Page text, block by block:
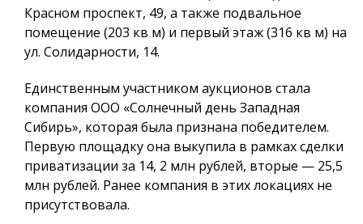
Красном проспект, 49, а также подвальное
помещение (203 кв м) и первый этаж (316 кв м) на
ул. Солидарности, 14.
Единственным участником аукционов стала
компания ООО «Солнечный день Западная
Сибирь», которая была признана победителем.
Первую площадку она выкупила в рамках сделки
приватизации за 14, 2 млн рублей, вторые — 25,5
млн рублей. Ранее компания в этих локациях не
присутствовала.